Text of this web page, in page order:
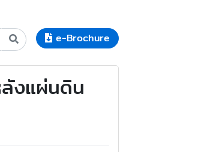
e-Brochure
ลังแผ่นดิน